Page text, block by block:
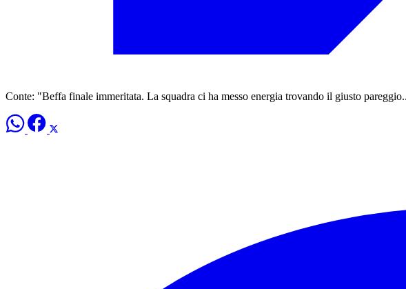
Conte: "Beffa finale immeritata. La squadra ci ha messo energia trovando il giusto